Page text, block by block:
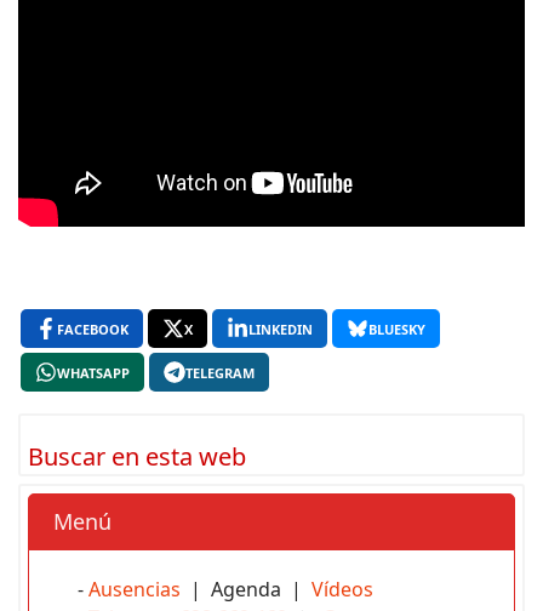
FACEBOOK X LINKEDIN BLUESKY
WHATSAPP TELEGRAM
Buscar en esta web
Menú
-Ausencias | Agenda | Vídeos